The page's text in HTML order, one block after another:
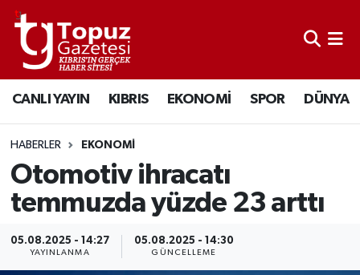
CANLI YAYIN KIBRIS EKONOMİ SPOR DÜNYA
HABERLER EKONOMİ
Otomotiv ihracatı
temmuzda yüzde 23 arttı
05.08.2025 - 14:27
YAYINLANMA
05.08.2025 - 14:30
GÜNCELLEME
KIBRIS
DÜNYA
EKONOMİ
MAGAZİN
Lefkoşa Nöbetçi Eczaneler
Lefkoşa Hava Durumu
Lefkoşa Trafik Yoğunluk Haritası
Süper Lig Puan Durumu ve Fikstür